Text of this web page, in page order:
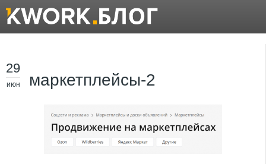
29
июн маркетплейсы-2